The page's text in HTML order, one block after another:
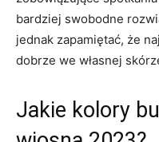
bardziej swobodne
jednak zapamiętać, że
dobrze we własnej
Jakie kolory